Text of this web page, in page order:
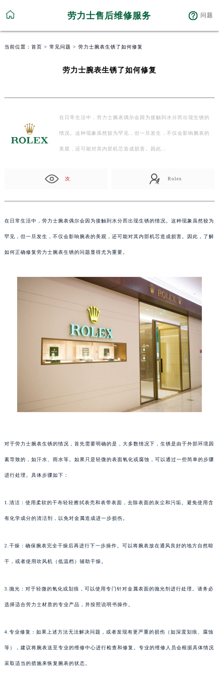
劳力士售后维修服务 问题
当前位置： 首页 > 常见问题 > 劳力士腕表生锈了如何修复
劳力士腕表生锈了如何修复
在日常生活中，劳力士腕表偶尔会因为接触到水分而出现生锈的
情况。这种现象虽然较为罕见，但一旦发生，不仅会影响腕表的
美观，还可能对其内部机芯造成损害。因此…
次 Rolex
在日常生活中，劳力士腕表偶尔会因为接触到水分而出现生锈的情况。这种现象虽然较为
罕见，但一旦发生，不仅会影响腕表的美观，还可能对其内部机芯造成损害。因此，了解
如何正确修复劳力士腕表生锈的问题显得尤为重要。
对于劳力士腕表生锈的情况，首先需要明确的是，大多数情况下，生锈是由于外部环境因
素导致的，如汗水、雨水等。如果只是轻微的表面氧化或腐蚀，可以通过一些简单的步骤
进行处理。具体步骤如下：
1.清洁：使用柔软的干布轻轻擦拭表壳和表带表面，去除表面的灰尘和污垢。避免使用含
有化学成分的清洁剂，以免对金属造成进一步损伤。
2.干燥：确保腕表完全干燥后再进行下一步操作。可以将腕表放在通风良好的地方自然晾
干，或者使用吹风机（低温档）辅助干燥。
3.抛光：对于轻微的氧化或划痕，可以使用专门针对金属表面的抛光剂进行处理。请务必
选择适合劳力士材质的专业产品，并按照说明书操作。
4.专业修复：如果上述方法无法解决问题，或者发现有更严重的损伤（如深度划痕、腐蚀
等），建议将腕表送至专业的维修中心进行检查和修复。专业的维修人员会根据具体情况
采取适当的措施来恢复腕表的状态。